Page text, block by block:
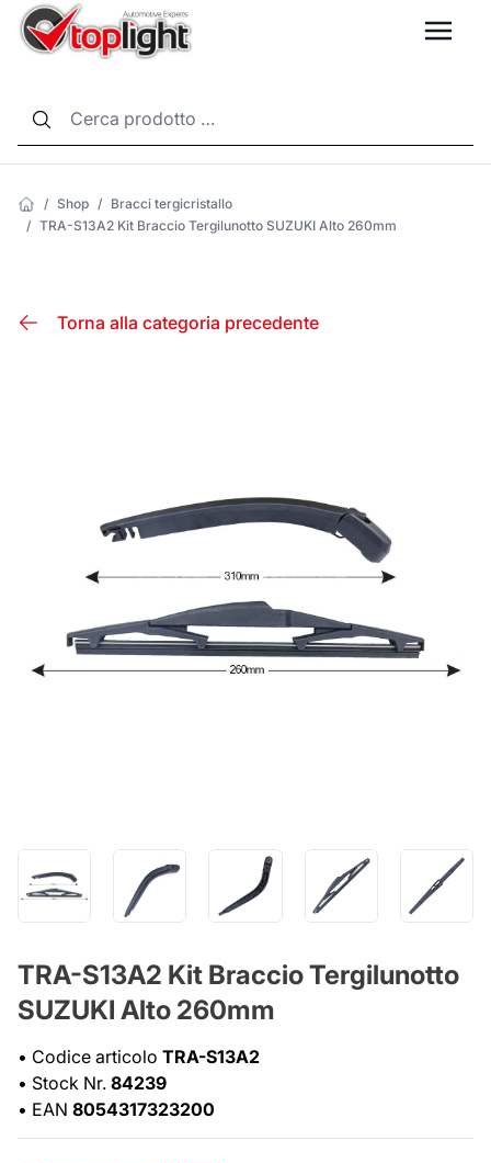
/ Shop / Bracci tergicristallo
/ TRA-S13A2 Kit Braccio Tergilunotto SUZUKI Alto 260mm
Torna alla categoria precedente
TRA-S13A2 Kit Braccio Tergilunotto
SUZUKI Alto 260mm
• Codice articolo TRA-S13A2
• Stock Nr. 84239
• EAN 8054317323200